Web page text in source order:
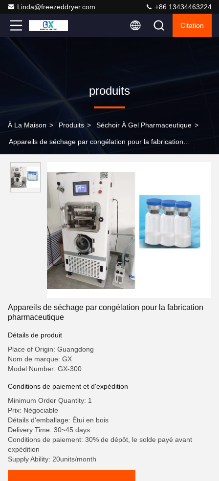
Linda@freezeddryer.com +86 13434463224
Citation
produits
À La Maison > Produits > Séchoir À Gel Pharmaceutique >
Appareils de séchage par congélation pour la fabrication
Appareils de séchage par congélation pour la fabrication
pharmaceutique
Détails de produit
Place of Origin: Guangdong
Nom de marque: GX
Model Number: GX-300
Conditions de paiement et d'expédition
Minimum Order Quantity: 1
Prix: Négociable
Détails d'emballage: Étui en bois
Delivery Time: 30~45 days
Conditions de paiement: 30% de dépôt, le solde payé avant
expédition
Supply Ability: 20units/month